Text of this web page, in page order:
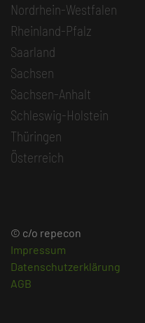
Nordrhein-Westfalen
Rheinland-Pfalz
Saarland
Sachsen
Sachsen-Anhalt
Schleswig-Holstein
Thüringen
Österreich
© c/o repecon
Impressum
Datenschutzerklärung
AGB